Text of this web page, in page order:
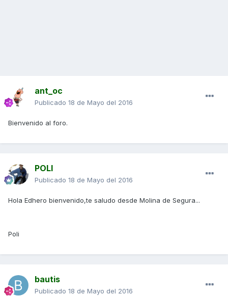
ant_oc
Publicado 18 de Mayo del 2016
Bienvenido al foro.
POLI
Publicado 18 de Mayo del 2016
Hola Edhero bienvenido,te saludo desde Molina de Segura...
Poli
bautis
Publicado 18 de Mayo del 2016